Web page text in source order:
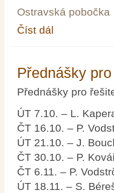
Ostravská pobočka
Číst dál
Přednášky
Přednášky pro
ÚT 7.10. – L.
ČT 16.10. – P.
ÚT 21.10. – J.
ČT 30.10. – P.
ČT 6.11. – P.
ÚT 18.11. – S.